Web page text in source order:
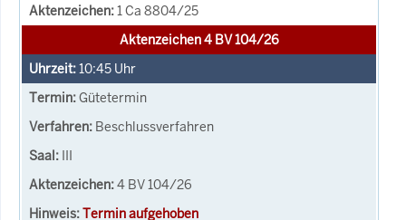
1 Ca 8804/25
Aktenzeichen 4 BV 104/26
10:45 Uhr
Gütetermin
Beschlussverfahren
III
4 BV 104/26
Termin aufgehoben